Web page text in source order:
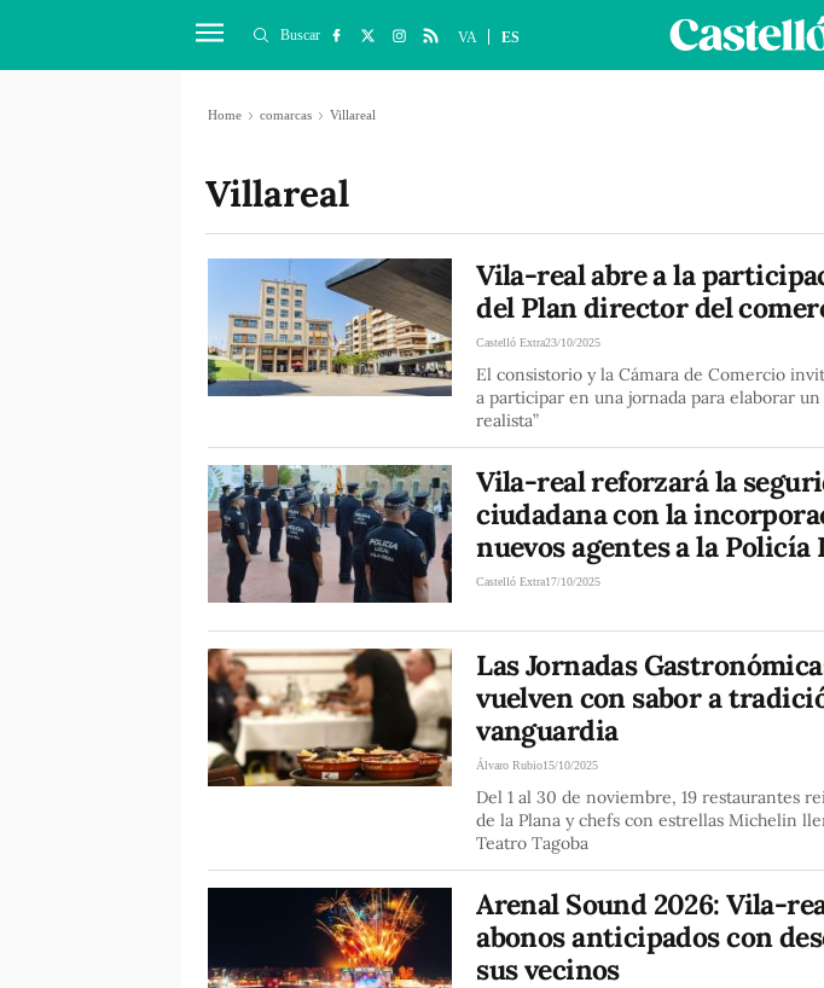
Buscar VA ES
Home comarcas Villareal
Villareal
Vila-real abre a la
del Plan director del
Castelló Extra23/10/2025
El consistorio y la Cámara de Comercio
a participar en una jornada para elaborar
realista”
Vila-real reforzará la
ciudadana con la
nuevos agentes a la Policía
Castelló Extra17/10/2025
Las Jornadas
vuelven con sabor a
vanguardia
Álvaro Rubio15/10/2025
Del 1 al 30 de noviembre, 19 restaurantes
de la Plana y chefs con estrellas Michelin
Teatro Tagoba
Arenal Sound 2026: Vila-
abonos anticipados con
sus vecinos